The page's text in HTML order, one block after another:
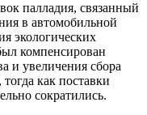
палладия, связанный
в автомобильной
экологических
компенсирован
и увеличения сбора
как поставки
сократились.